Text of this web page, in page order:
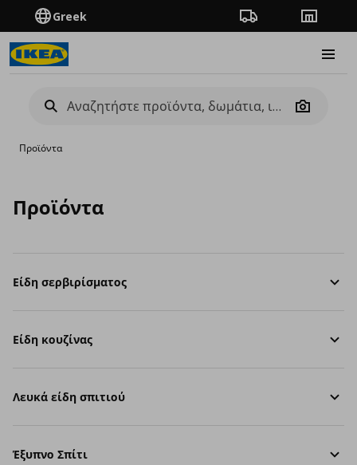
Greek Πορεία παραγγελίας
Camera
Προϊόντα
Προϊόντα
Είδη σερβιρίσματος
Είδη κουζίνας
Λευκά είδη σπιτιού
Έξυπνο Σπίτι